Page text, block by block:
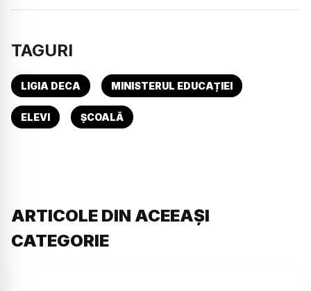
TAGURI
LIGIA DECA MINISTERUL EDUCAȚIEI
ELEVI ȘCOALĂ
ARTICOLE DIN ACEEAȘI
CATEGORIE